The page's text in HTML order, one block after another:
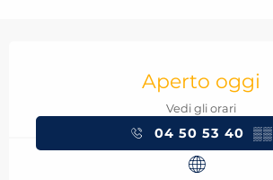
Aperto oggi
Vedi gli orari
04 50 53 40 ▒▒